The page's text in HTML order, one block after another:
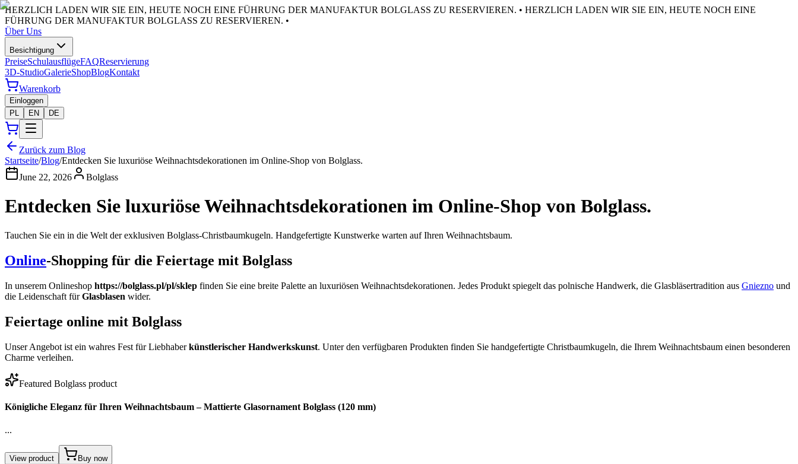
HERZLICH LADEN WIR SIE EIN, HEUTE NOCH EINE FÜHRUNG DER MANUFAKTUR BOLGLASS ZU RESERVIEREN. • HERZLICH LADEN WIR SIE EIN, HEUTE NOCH EINE
FÜHRUNG DER MANUFAKTUR BOLGLASS ZU RESERVIEREN. •
Über Uns
Besichtigung
PreiseSchulausflügeFAQReservierung
3D-StudioGalerieShopBlogKontakt
Warenkorb
Einloggen
PL
EN DE
Zurück zum Blog
Startseite/Blog/Entdecken Sie luxuriöse Weihnachtsdekorationen im Online-Shop von Bolglass.
June 22, 2026
Bolglass
Entdecken Sie luxuriöse Weihnachtsdekorationen im Online-Shop von Bolglass.
Tauchen Sie ein in die Welt der exklusiven Bolglass-Christbaumkugeln. Handgefertigte Kunstwerke warten auf Ihren Weihnachtsbaum.
Online-Shopping für die Feiertage mit Bolglass
In unserem Onlineshop https://bolglass.pl/pl/sklep finden Sie eine breite Palette an luxuriösen Weihnachtsdekorationen. Jedes Produkt spiegelt das polnische Handwerk, die Glasbläsertradition aus Gniezno und
die Leidenschaft fürGlasblasen wider.
Feiertage online mit Bolglass
Unser Angebot ist ein wahres Fest für Liebhaberkünstlerischer Handwerkskunst. Unter den verfügbaren Produkten finden Sie handgefertigte Christbaumkugeln, die Ihrem Weihnachtsbaum einen besonderen
Charme verleihen.
Featured Bolglass product
Königliche Eleganz für Ihren Weihnachtsbaum – Mattierte Glasornament Bolglass (120 mm)
...
View product Buy now